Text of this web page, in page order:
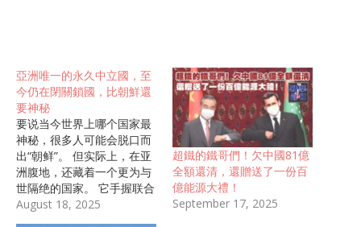
亞洲唯一的永久中立國，至
今仍在閉關鎖國，比朝鮮還
要神秘
要说当今世界上哪个国家最
神秘，很多人可能会脱口而
出“朝鲜”。 但实际上，在亚
洲腹地，还藏着一个更为与
世隔绝的国家。 它手握联合
国承认的“永久中立”金字招
August 18, 2025
超鐵的鐵哥們！欠中國81億
全額還清，還贈送了一份百
億能源大禮！
September 17, 2025